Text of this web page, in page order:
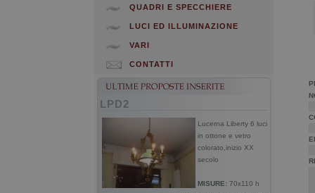
QUADRI E SPECCHIERE
LUCI ED ILLUMINAZIONE
VARI
CONTATTI
LPD2
Lucerna Liberty 6 luci
in ottone e vetro
colorato,inizio XX
secolo
MISURE: 70x110 h